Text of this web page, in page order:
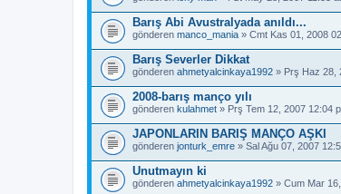
Barış Abi Avustralyada anıldı...
gönderen manco_mania » Cmt Kas 01, 2008
Barış Severler Dikkat
gönderen ahmetyalcinkaya1992 » Prş Haz 28,
2008-barış manço yılı
gönderen kulahmet » Prş Tem 12, 2007 12:04
JAPONLARIN BARIŞ MANÇO AŞKI
gönderen jonturk_emre » Sal Ağu 07, 2007
Unutmayın ki
gönderen ahmetyalcinkaya1992 » Cum Mar